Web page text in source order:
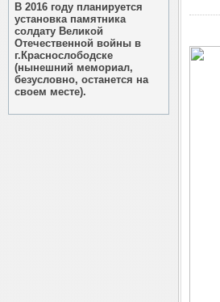
В 2016 году планируется
установка памятника
солдату Великой
Отечественной войны в
г.Краснослободске
(нынешний мемориал,
безусловно, останется на
своем месте).